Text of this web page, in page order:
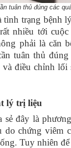
tuân thủ đúng các
trạng bệnh
nhiều tới
phải là căn
tuân thủ
điều chỉnh lối
lý trị liệu
sẻ đây là
do chứng viêm
Tuy nhiên